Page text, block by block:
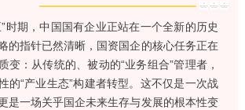
时期，中国国有企业正站在一个全新的历史
的指针已然清晰，国资国企的核心任务正在
变：从传统的、被动的“业务组合”管理者，
的“产业生态”构建者转型。这不仅是一次战
是一场关乎国企未来生存与发展的根本性变